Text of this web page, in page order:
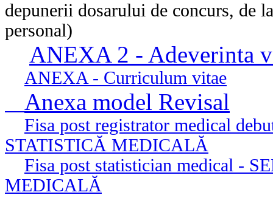
depunerii dosarului de concurs, de
personal)
ANEXA 2 - Adeverinta
ANEXA - Curriculum vitae
Anexa model Revisal
Fisa post registrator medical
STATISTICĂ MEDICALĂ
Fisa post statistician medical -
MEDICALĂ